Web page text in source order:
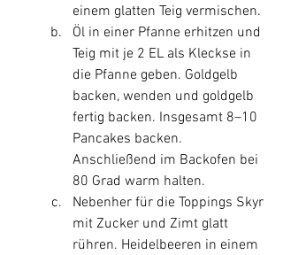
einem glatten Teig vermischen.
Öl in einer Pfanne erhitzen und
Teig mit je 2 EL als Kleckse in
die Pfanne geben. Goldgelb
backen, wenden und goldgelb
fertig backen. Insgesamt 8–10
Pancakes backen.
Anschließend im Backofen bei
80 Grad warm halten.
Nebenher für die Toppings Skyr
mit Zucker und Zimt glatt
rühren. Heidelbeeren in einem